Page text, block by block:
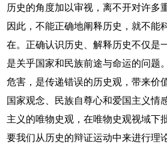
历史的角度加以审视，离不开对许多
因此，不能正确地阐释历史，就不能
在。正确认识历史、解释历史不仅是
是关乎国家和民族前途与命运的问题
危害，是传递错误的历史观，带来价
国家观念、民族自尊心和爱国主义情
主义的唯物史观，在唯物史观视域下
要我们从历史的辩证运动中来进行理